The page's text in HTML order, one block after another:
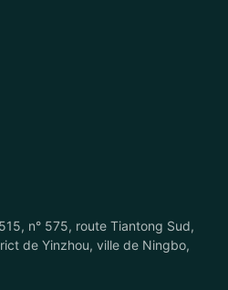
n° 575, route Tiantong Sud,
de Yinzhou, ville de Ningbo,